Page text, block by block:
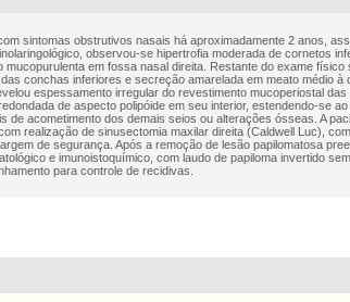
sintomas obstrutivos nasais há aproximadamente 2 anos,
observou-se hipertrofia moderada de cornetos
em fossa nasal direita. Restante do exame físico
conchas inferiores e secreção amarelada em meato médio à
espessamento irregular do revestimento mucoperiostal
de aspecto polipóide em seu interior, estendendo-se
de acometimento dos demais seios ou alterações ósseas. A
realização de sinusectomia maxilar direita (Caldwell Luc),
de segurança. Após a remoção de lesão papilomatosa
e imunoistoquímico, com laudo de papiloma invertido
para controle de recidivas.